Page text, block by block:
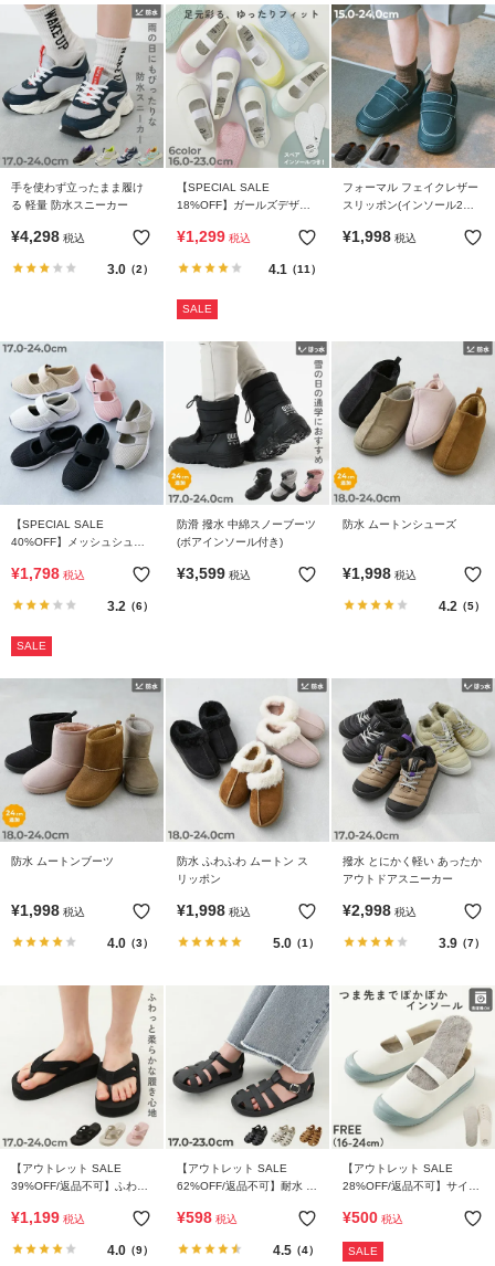
手を使わず立ったまま履け
る 軽量 防水スニーカー
¥4,298 税込
3.0（2）
【SPECIAL SALE
18%OFF】ガールズデザイ
(上靴) インソール2枚付き
¥1,299 税込
4.1 （11）
SALE
フォーマル フェイクレザー
スリッポン(インソール2枚
¥1,998 税込
【SPECIAL SALE
40%OFF】メッシュシュー
¥1,798 税込
3.2 （6）
SALE
防滑 撥水 中綿スノーブーツ
(ボアインソール付き)
¥3,599 税込
防水 ムートンシューズ
¥1,998 税込
4.2 （5）
防水 ムートンブーツ
¥1,998 税込
4.0（3）
防水 ふわふわ ムートン ス
リッポン
¥1,998 税込
5.0（1）
撥水 とにかく軽い あったか
アウトドアスニーカー
¥2,998 税込
3.9（7）
【アウトレット SALE
39%OFF/返品不可】ふわも
サンダル
¥1,199 税込
4.0（9）
【アウトレット SALE
62%OFF/返品不可】耐水 グ
ンソール付き)
¥598 税込
4.5（4）
【アウトレット SALE
28%OFF/返品不可】サイズ
シブル あったかインソール
¥500 税込
SALE